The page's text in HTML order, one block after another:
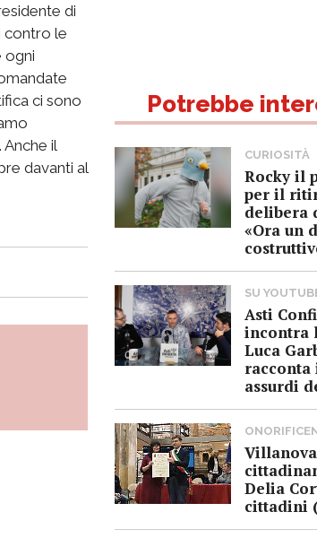
di
contro le
ogni
ci sono
il
davanti al
Potrebbe
CURIOSITÀ
Rocky il
per il
delibera
«Ora un
SU
Asti
incontra
Luca
assurdi
Delia
cittadini